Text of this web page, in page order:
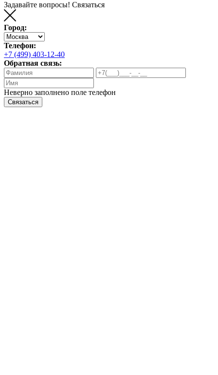
Задавайте вопросы! Связаться
Город:
Телефон:
+7 (499) 403-12-40
Обратная связь:
Неверно заполнено поле телефон
Связаться